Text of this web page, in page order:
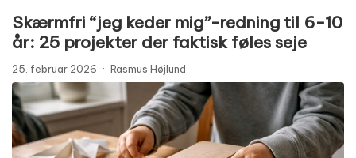
Skærmfri “jeg keder mig”-redning til 6-10
år: 25 projekter der faktisk føles seje
25. februar 2026 · Rasmus Højlund